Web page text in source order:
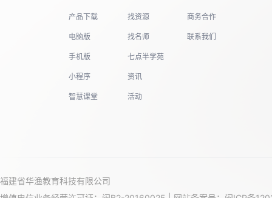
产品下载
电脑版
手机版
小程序
智慧课堂
找资源
找名师
七点半学苑
资讯
活动
商务合作
联系我们
福建省华渔教育科技有限公司